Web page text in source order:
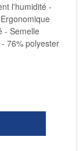
l'humidité -
- Semelle
76% polyester